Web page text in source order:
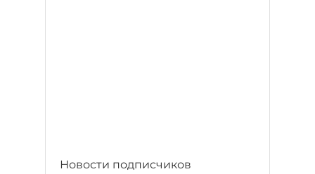
Новости подписчиков